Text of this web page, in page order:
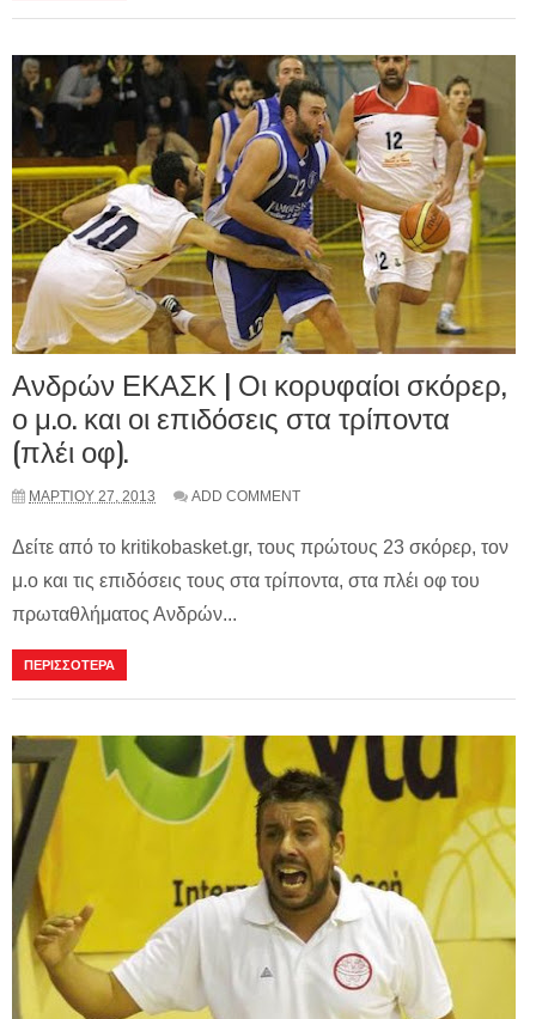
Ανδρών ΕΚΑΣΚ | Οι κορυφαίοι σκόρερ,
ο μ.ο. και οι επιδόσεις στα τρίποντα
(πλέι οφ).
ΜΑΡΤΊΟΥ 27, 2013 ADD COMMENT
Δείτε από το kritikobasket.gr, τους πρώτους 23 σκόρερ, τον
μ.ο και τις επιδόσεις τους στα τρίποντα, στα πλέι οφ του
πρωταθλήματος Ανδρών...
ΠΕΡΙΣΣΟΤΕΡΑ